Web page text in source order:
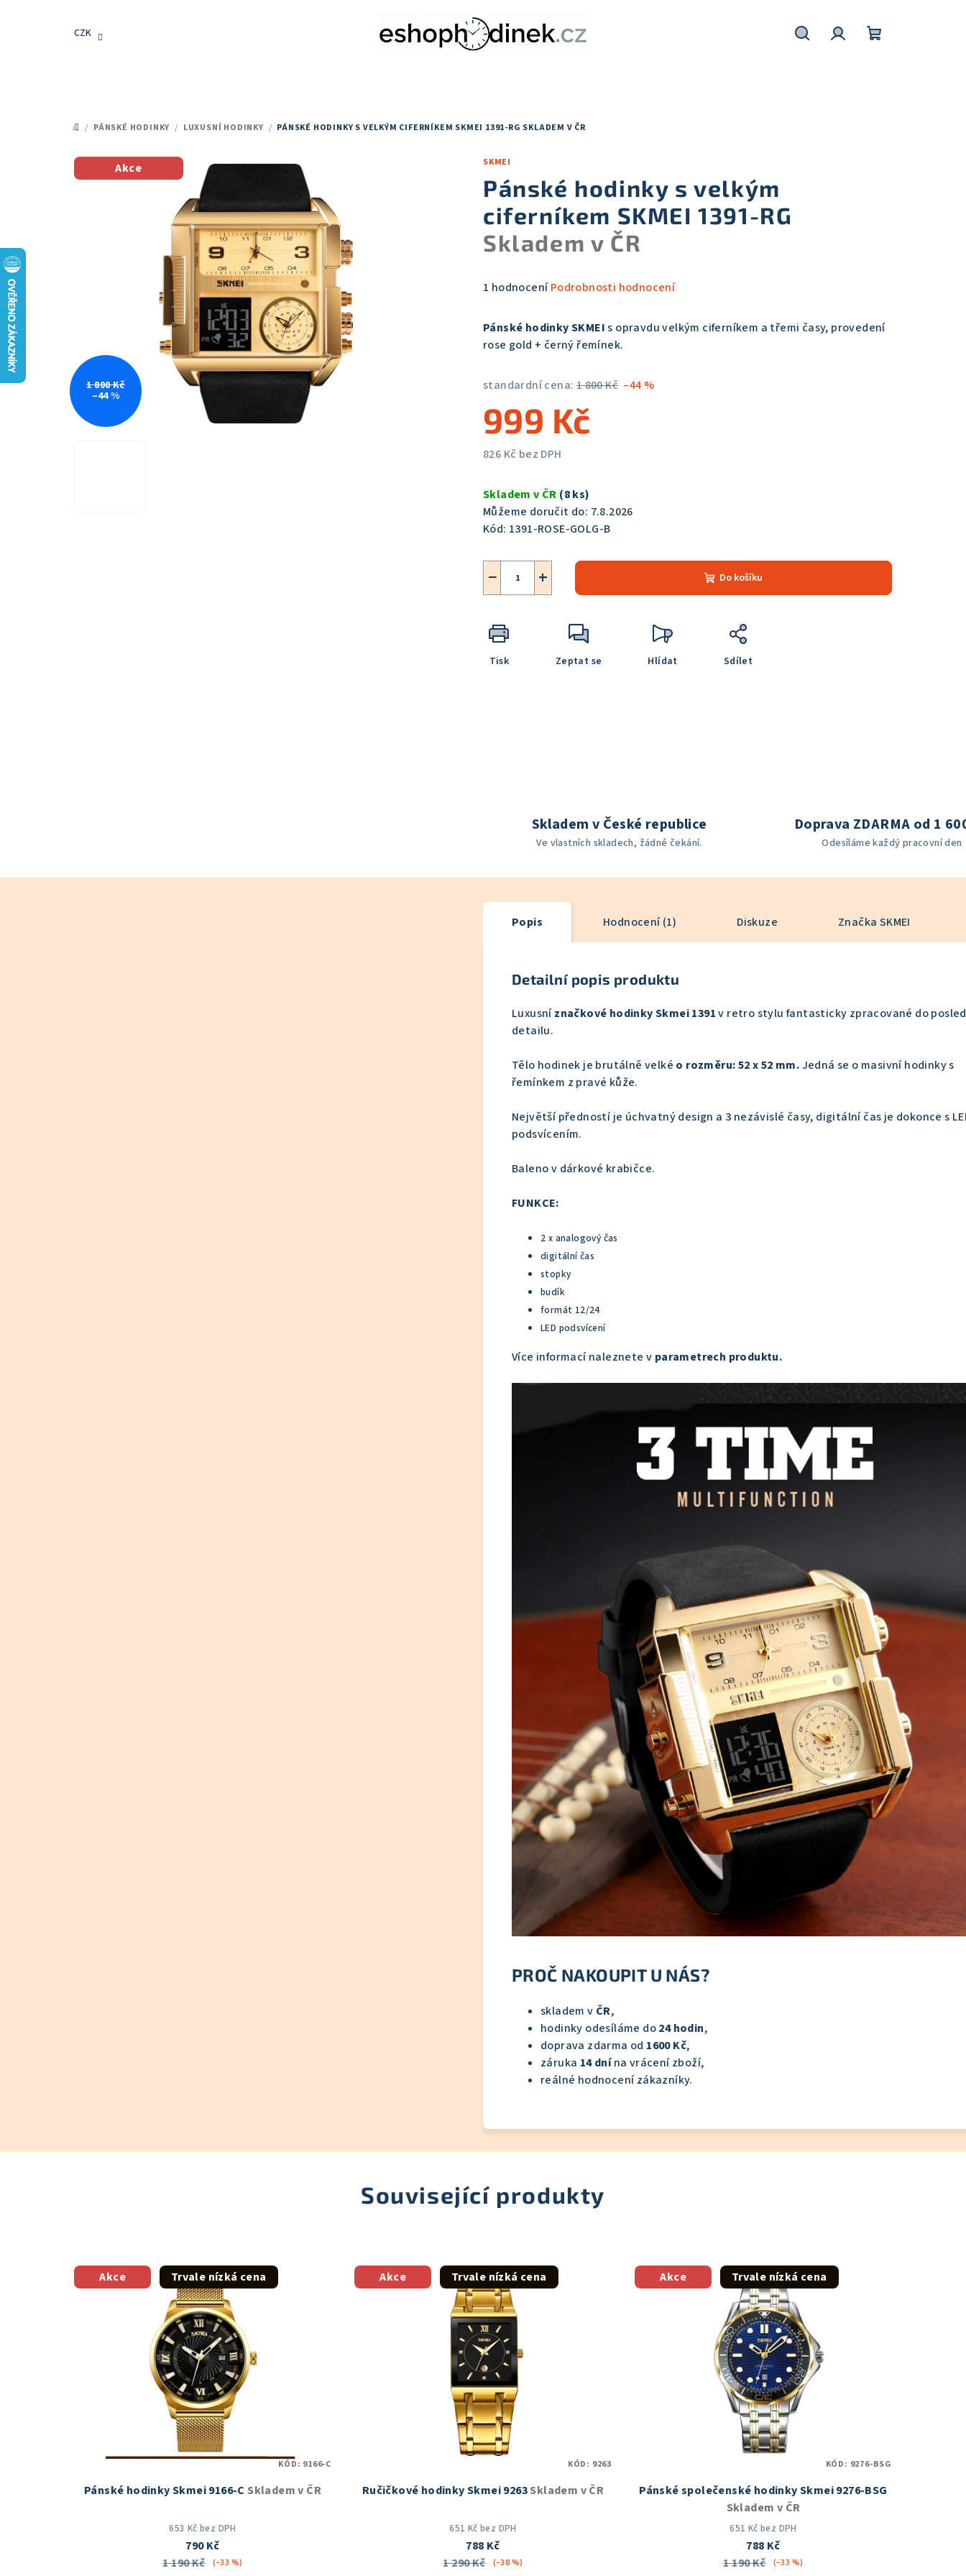
CZK
DOMŮ
/ PÁNSKÉ HODINKY / LUXUSNÍ HODINKY / PÁNSKÉ HODINKY S VELKÝM CIFERNÍKEM SKMEI 1391-RG SKLADEM V ČR
SKMEI
Pánské hodinky s velkým
ciferníkem SKMEI 1391-RG
Skladem v ČR
Průměrné
produktu
5
hvězdiček.
1 hodnocení Podrobnosti hodnocení
Pánské hodinky SKMEIs opravdu velkým ciferníkem a třemi časy, provedení
rose gold + černý řemínek.
standardní cena: 1 800 Kč –44 %
999 Kč
826 Kč bez DPH
cena:
Skladem v ČR (8 ks)
Můžeme doručit do: 7.8.2026
Kód: 1391-ROSE-GOLG-B
+
− Do košíku
Tisk Zeptat se Hlídat Sdílet
Akce
1 800 Kč
–44 %
Skladem v České republice
Ve vlastních skladech, žádné čekání.
Doprava ZDARMA od 1
Odesíláme každý pracovní den
Popis Hodnocení (1) Diskuze Značka SKMEI
Detailní popis produktu
Luxusníznačkové hodinky Skmei 1391v retro stylu fantasticky zpracované do
detailu.
Tělo hodinek je brutálně velké o rozměru: 52 x 52 mm.Jedná se o masivní hodinky s
řemínkem z pravé kůže.
Největší předností je úchvatný design a 3 nezávislé časy, digitální čas je dokonce s
podsvícením.
Baleno v dárkové krabičce.
FUNKCE:
2 x analogový čas
digitální čas
stopky
budík
formát 12/24
LED podsvícení
Více informací naleznete v parametrech produktu.
PROČ NAKOUPIT U NÁS?
skladem v ČR,
hodinky odesíláme do24 hodin,
doprava zdarma od 1600 Kč,
záruka 14 dnína vrácení zboží,
reálné hodnocení zákazníky.
Související produkty
Akce Trvale nízká cena
Pánské hodinky Skmei 9166-C Skladem v ČR
653 Kč bez DPH
790 Kč
1 190 Kč
(–33 %)
KÓD: 9166-C
Akce Trvale nízká cena
Ručičkové hodinky Skmei 9263Skladem v ČR
651 Kč bez DPH
788 Kč
1 290 Kč
(–38 %)
KÓD: 9263
Akce Trvale nízká cena
Pánské společenské hodinky Skmei 9276-BSG
Skladem v ČR
651 Kč bez DPH
788 Kč
1 190 Kč
(–33 %)
KÓD: 9276-BSG